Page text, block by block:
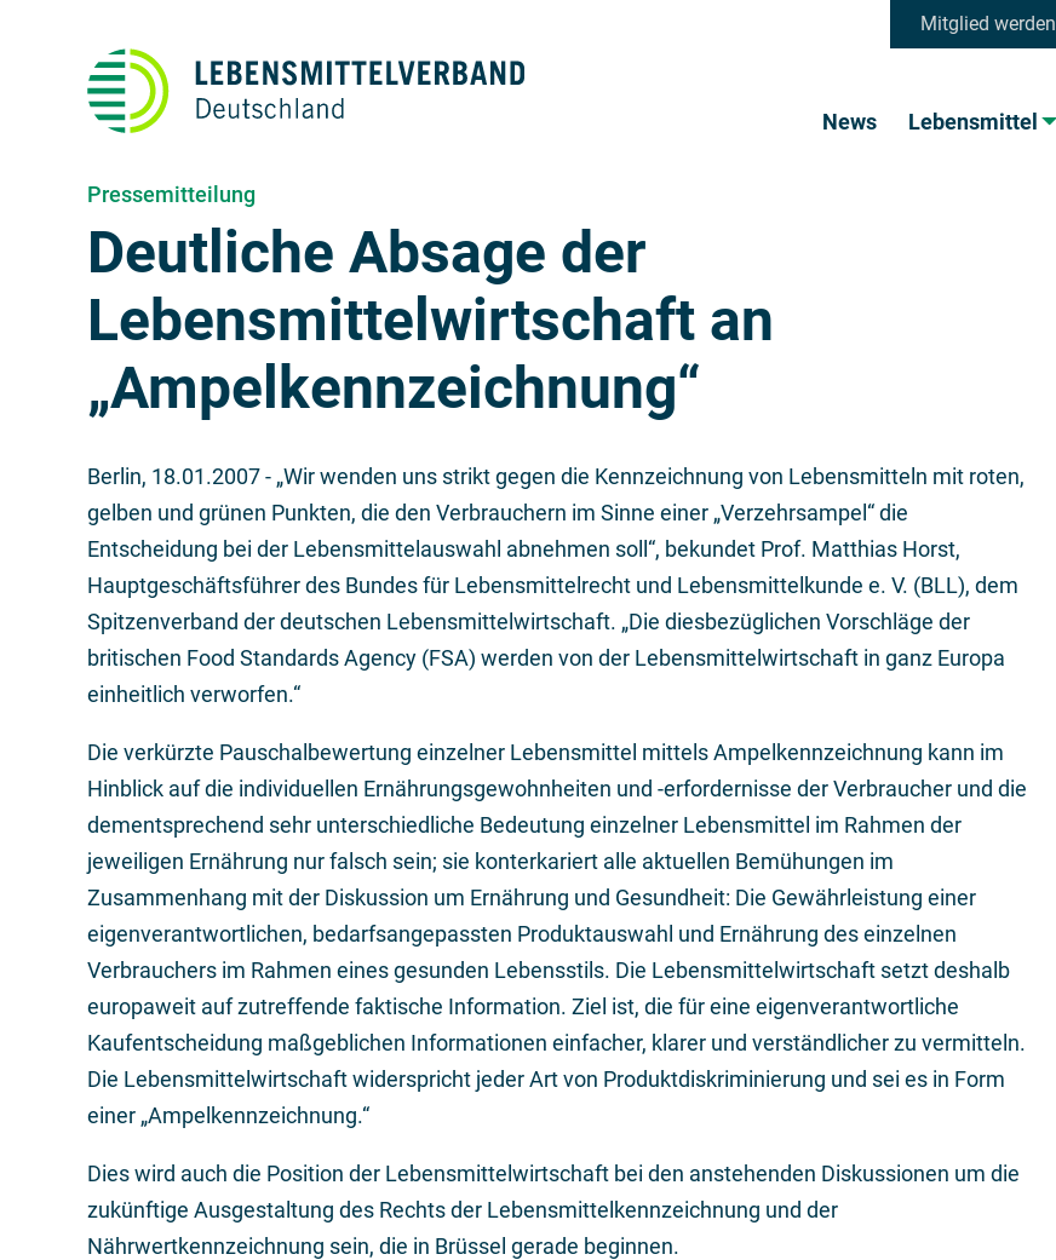
Mitglied werden
News Lebensmittel
Pressemitteilung
Deutliche Absage der
Lebensmittelwirtschaft an
„Ampelkennzeichnung“
Berlin, 18.01.2007- „Wir wenden uns strikt gegen die Kennzeichnung von Lebensmitteln mit roten,
gelben und grünen Punkten, die den Verbrauchern im Sinne einer „Verzehrsampel“ die
Entscheidung bei der Lebensmittelauswahl abnehmen soll“, bekundet Prof. Matthias Horst,
Hauptgeschäftsführer des Bundes für Lebensmittelrecht und Lebensmittelkunde e. V. (BLL), dem
Spitzenverband der deutschen Lebensmittelwirtschaft. „Die diesbezüglichen Vorschläge der
britischen Food Standards Agency (FSA) werden von der Lebensmittelwirtschaft in ganz Europa
einheitlich verworfen.“
Die verkürzte Pauschalbewertung einzelner Lebensmittel mittels Ampelkennzeichnung kann im
Hinblick auf die individuellen Ernährungsgewohnheiten und -erfordernisse der Verbraucher und die
dementsprechend sehr unterschiedliche Bedeutung einzelner Lebensmittel im Rahmen der
jeweiligen Ernährung nur falsch sein; sie konterkariert alle aktuellen Bemühungen im
Zusammenhang mit der Diskussion um Ernährung und Gesundheit: Die Gewährleistung einer
eigenverantwortlichen, bedarfsangepassten Produktauswahl und Ernährung des einzelnen
Verbrauchers im Rahmen eines gesunden Lebensstils. Die Lebensmittelwirtschaft setzt deshalb
europaweit auf zutreffende faktische Information. Ziel ist, die für eine eigenverantwortliche
Kaufentscheidung maßgeblichen Informationen einfacher, klarer und verständlicher zu vermitteln.
Die Lebensmittelwirtschaft widerspricht jeder Art von Produktdiskriminierung und sei es in Form
einer „Ampelkennzeichnung.“
Dies wird auch die Position der Lebensmittelwirtschaft bei den anstehenden Diskussionen um die
zukünftige Ausgestaltung des Rechts der Lebensmittelkennzeichnung und der
Nährwertkennzeichnung sein, die in Brüssel gerade beginnen.